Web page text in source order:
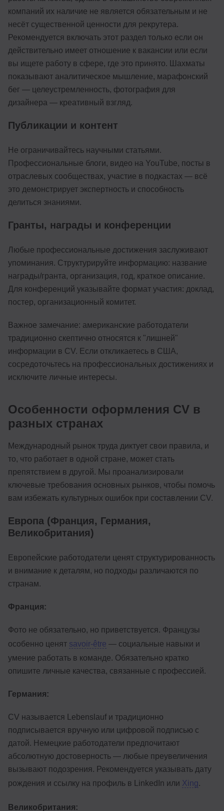
компаний их наличие не является обязательным и не
несёт существенной ценности для рекрутера.
Рекомендуется включать этот раздел только если он
действительно имеет отношение к вакансии или если
вы ищете работу в сфере, где это принято. Шахматы
показывают аналитическое мышление, марафонский
бег — целеустремленность, фотография для
дизайнера — креативный взгляд.
Публикации и контент
Не ограничивайтесь научными статьями.
Профессиональные блоги, видео на YouTube, посты в
отраслевых сообществах, участие в подкастах — всё
это демонстрирует экспертность и способность
делиться знаниями.
Гранты, награды и конференции
Любые профессиональные достижения заслуживают
упоминания. Структурируйте информацию: название
награды/гранта, организация, год, краткое описание.
Для конференций указывайте формат участия: доклад,
постер, организационный комитет.
Важное замечание: американские работодатели
традиционно скептично относятся к "лишней"
информации в CV. Если откликаетесь в США,
сосредоточьтесь на профессиональных достижениях и
исключите личные интересы.
Особенности оформления CV в
разных странах
Международный рынок труда диктует свои правила, и
то, что работает в одной стране, может стать
препятствием в другой. Мы проанализировали
ключевые требования основных рынков, чтобы помочь
вам избежать культурных ошибок при составлении CV.
Европа (Франция, Германия,
Великобритания)
Европейские работодатели ценят структурированность
и внимание к деталям, но подходы различаются по
странам.
Франция:
Фото не обязательно, но приветствуется. Французы
особенно ценят savoir-être — социальные навыки и
умение работать в команде. Обязательно кратко
опишите личные качества, связанные с профессией.
Германия:
CV называется Lebenslauf и традиционно
подписывается вручную или цифровой подписью с
датой. Немецкие работодатели предпочитают
абсолютную достоверность — любые преувеличения
вызывают подозрения. Рекомендуется указывать дату
рождения и ссылку на профиль в LinkedIn или Xing.
Великобритания: